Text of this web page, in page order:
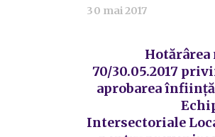
30 mai 2017
Hotărârea
70/30.05.2017
aprobarea
Intersectoriale